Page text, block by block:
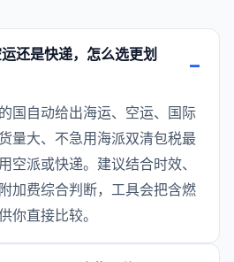
还是快递，怎么选更划
国自动给出海运、空运、国际
量大、不急用海派双清包税最
空派或快递。建议结合时效、
加费综合判断，工具会把含燃
你直接比较。